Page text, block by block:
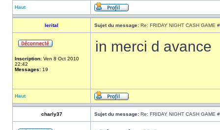
Haut
lerital Sujet du message: Re: FRIDAY NIGHT CASH GAME
Inscription: Ven 8 Oct 2010
22:42
Messages: 19
in merci d avance
Haut
charly37 Sujet du message: Re: FRIDAY NIGHT CASH GAME